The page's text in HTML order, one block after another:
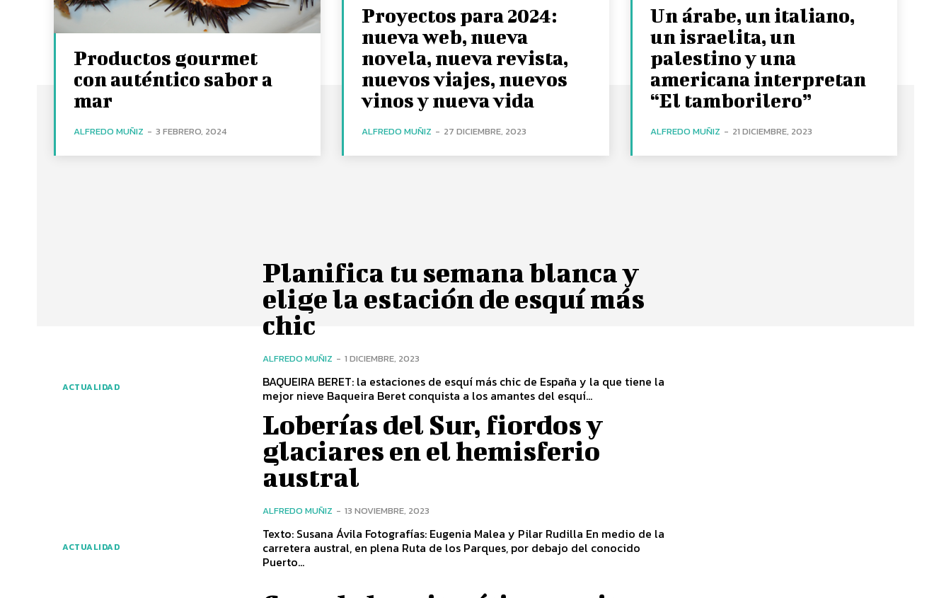
Productos gourmet
con auténtico sabor a
mar
ALFREDO MUÑIZ - 3 FEBRERO, 2024
Proyectos para 2024:
nueva web, nueva
novela, nueva revista,
nuevos viajes, nuevos
vinos y nueva vida
ALFREDO MUÑIZ - 27 DICIEMBRE, 2023
Un árabe, un italiano,
un israelita, un
palestino y una
americana interpretan
“El tamborilero”
ALFREDO MUÑIZ - 21 DICIEMBRE, 2023
ACTUALIDAD
Planifica tu semana blanca y
elige la estación de esquí más
chic
ALFREDO MUÑIZ - 1 DICIEMBRE, 2023
BAQUEIRA BERET: la estaciones de esquí más chic de España y la que tiene la
mejor nieve Baqueira Beret conquista a los amantes del esquí...
ACTUALIDAD
Loberías del Sur, fiordos y
glaciares en el hemisferio
austral
ALFREDO MUÑIZ - 13 NOVIEMBRE, 2023
Texto: Susana Ávila Fotografías: Eugenia Malea y Pilar Rudilla En medio de la
carretera austral, en plena Ruta de los Parques, por debajo del conocido
Puerto...